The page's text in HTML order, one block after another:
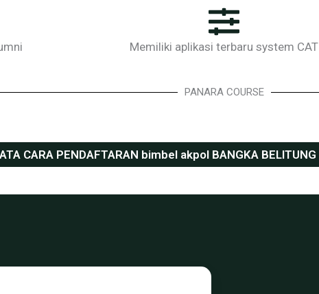
Memiliki aplikasi terbaru system CAT
PANARA COURSE
CARA PENDAFTARAN bimbel akpol BANGKA BELITUNG